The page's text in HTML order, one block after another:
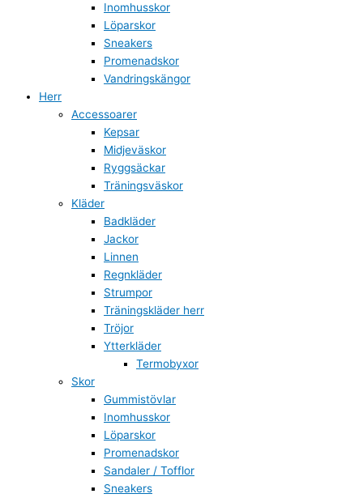
Inomhusskor
Löparskor
Sneakers
Promenadskor
Vandringskängor
Herr
Accessoarer
Kepsar
Midjeväskor
Ryggsäckar
Träningsväskor
Kläder
Badkläder
Jackor
Linnen
Regnkläder
Strumpor
Träningskläder herr
Tröjor
Ytterkläder
Termobyxor
Skor
Gummistövlar
Inomhusskor
Löparskor
Promenadskor
Sandaler / Tofflor
Sneakers